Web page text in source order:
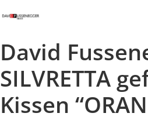
David
SILVRETTA
Kissen